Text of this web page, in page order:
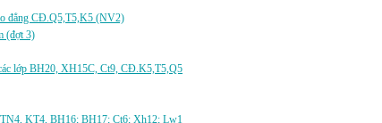
đẳng CĐ.Q5,T5,K5 (NV2)
(đợt 3)
lớp BH20, XH15C, Ct9, CĐ.K5,T5,Q5
TN4, KT4, BH16; BH17; Ct6; Xh12; Lw1